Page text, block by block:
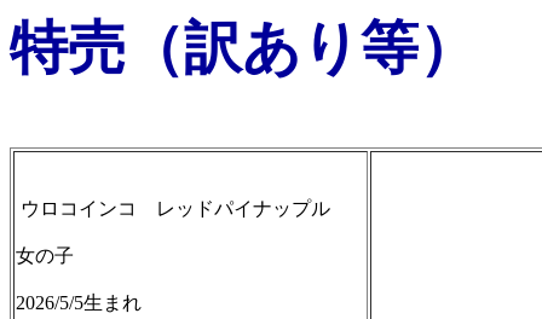
特売（訳あり等）
ウロコインコ レッドパイナップル
女の子
2026/5/5生まれ